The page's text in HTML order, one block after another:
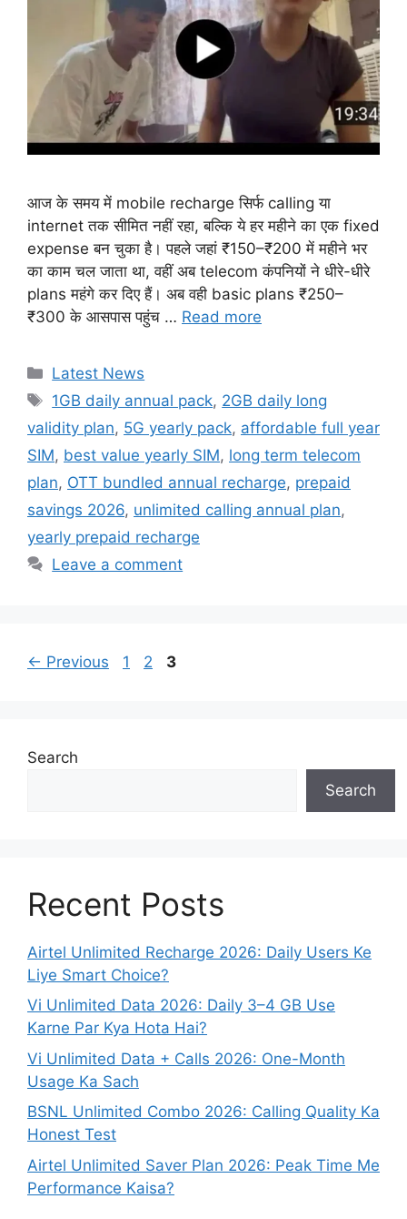
आज के समय में mobile recharge सिर्फ calling या
internet तक सीमित नहीं रहा, बल्कि ये हर महीने का एक fixed
expense बन चुका है। पहले जहां ₹150–₹200 में महीने भर
का काम चल जाता था, वहीं अब telecom कंपनियों ने धीरे-धीरे
plans महंगे कर दिए हैं। अब वही basic plans ₹250–
₹300 के आसपास पहुंच … Read more
Categories
Latest News
Tags
1GB daily annual pack, 2GB daily long
validity plan, 5G yearly pack, affordable full year
SIM, best value yearly SIM, long term telecom
plan, OTT bundled annual recharge, prepaid
savings 2026, unlimited calling annual plan,
yearly prepaid recharge
Leave a comment
← Previous Page
1 Page
2 Page
3
Search
Search
Recent Posts
Airtel Unlimited Recharge 2026: Daily Users Ke
Liye Smart Choice?
Vi Unlimited Data 2026: Daily 3–4 GB Use
Karne Par Kya Hota Hai?
Vi Unlimited Data + Calls 2026: One-Month
Usage Ka Sach
BSNL Unlimited Combo 2026: Calling Quality Ka
Honest Test
Airtel Unlimited Saver Plan 2026: Peak Time Me
Performance Kaisa?